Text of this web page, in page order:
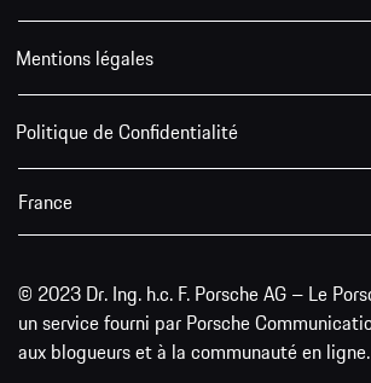
Mentions légales
Politique de Confidentialité
France
© 2023 Dr. Ing. h.c. F. Porsche AG – Le
un service fourni par Porsche
aux blogueurs et à la communauté en ligne.